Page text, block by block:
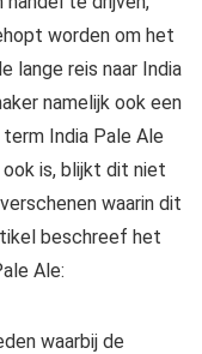
worden om het
lange reis naar India
namelijk ook een
India Pale Ale
is, blijkt dit niet
waarin dit
beschreef het
Ale:
waarbij de